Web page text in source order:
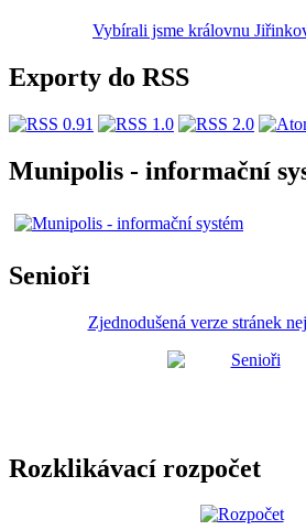
Vybírali jsme královnu
Exporty do RSS
Munipolis - informační
Senioři
Zjednodušená verze stránek
Rozklikávací rozpočet